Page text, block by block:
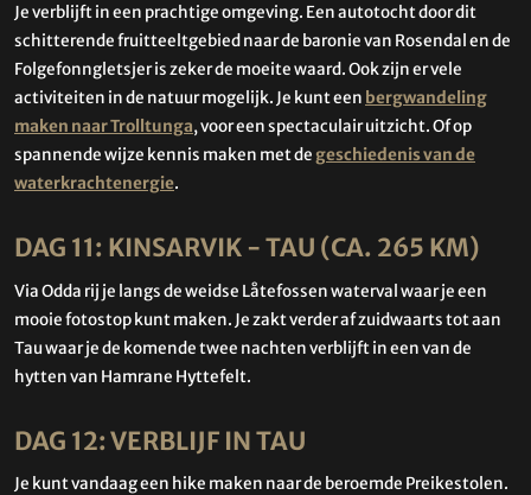
Je verblijft in een prachtige omgeving. Een autotocht door dit
schitterende fruitteeltgebied naar de baronie van Rosendal en de
Folgefonngletsjer is zeker de moeite waard. Ook zijn er vele
activiteiten in de natuur mogelijk. Je kunt een bergwandeling
maken naar Trolltunga, voor een spectaculair uitzicht. Of op
spannende wijze kennis maken met de geschiedenis van de
waterkrachtenergie.
DAG 11: KINSARVIK - TAU (CA. 265 KM)
Via Odda rij je langs de weidse Låtefossen waterval waar je een
mooie fotostop kunt maken. Je zakt verder af zuidwaarts tot aan
Tau waar je de komende twee nachten verblijft in een van de
hytten van Hamrane Hyttefelt.
DAG 12: VERBLIJF IN TAU
Je kunt vandaag een hike maken naar de beroemde Preikestolen.